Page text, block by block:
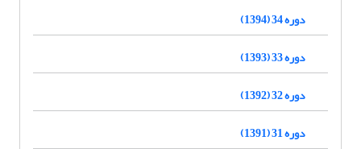
دوره 34 (1394)
دوره 33 (1393)
دوره 32 (1392)
دوره 31 (1391)